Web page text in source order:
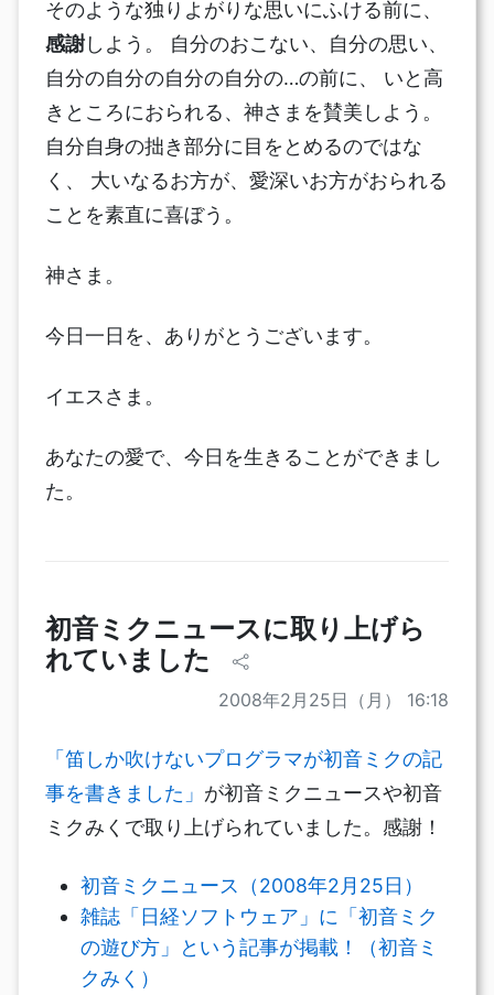
そのような独りよがりな思いにふける前に、
感謝しよう。 自分のおこない、自分の思い、
自分の自分の自分の自分の…の前に、 いと高
きところにおられる、神さまを賛美しよう。
自分自身の拙き部分に目をとめるのではな
く、 大いなるお方が、愛深いお方がおられる
ことを素直に喜ぼう。
神さま。
今日一日を、ありがとうございます。
イエスさま。
あなたの愛で、今日を生きることができまし
た。
初音ミクニュースに取り上げら
れていました
2008年2月25日（月） 16:18
「笛しか吹けないプログラマが初音ミクの記
事を書きました」 が初音ミクニュースや初音
ミクみくで取り上げられていました。感謝！
初音ミクニュース（2008年2月25日）
雑誌「日経ソフトウェア」に「初音ミク
の遊び方」という記事が掲載！（初音ミ
クみく）